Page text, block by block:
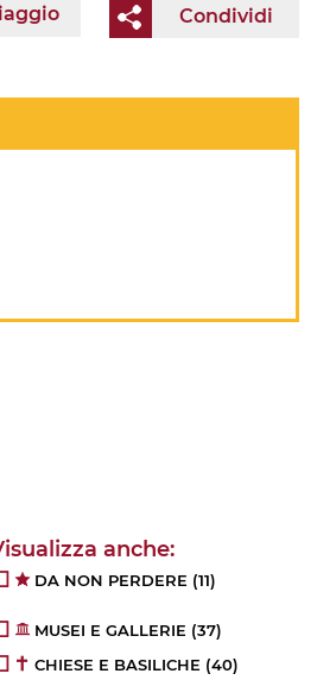
Condividi
DA NON PERDERE (11)
MUSEI E GALLERIE (37)
CHIESE E BASILICHE (40)